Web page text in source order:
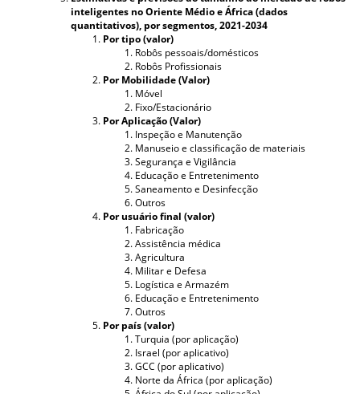
inteligentes no Oriente Médio e África (dados
quantitativos), por segmentos, 2021-2034
Por tipo (valor)
Robôs pessoais/domésticos
Robôs Profissionais
Por Mobilidade (Valor)
Móvel
Fixo/Estacionário
Por Aplicação (Valor)
Inspeção e Manutenção
Manuseio e classificação de materiais
Segurança e Vigilância
Educação e Entretenimento
Saneamento e Desinfecção
Outros
Por usuário final (valor)
Fabricação
Assistência médica
Agricultura
Militar e Defesa
Logística e Armazém
Educação e Entretenimento
Outros
Por país (valor)
Turquia (por aplicação)
Israel (por aplicativo)
GCC (por aplicativo)
Norte da África (por aplicação)